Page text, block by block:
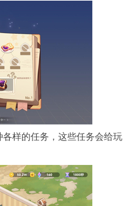
样的任务，这些任务会给玩